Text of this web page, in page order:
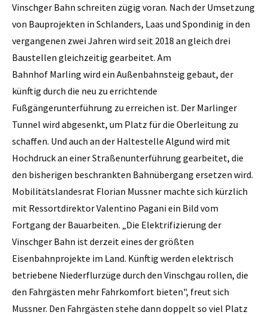
Vinschger Bahn schreiten zügig voran. Nach der Umsetzung
von Bauprojekten in Schlanders, Laas und Spondinig in den
vergangenen zwei Jahren wird seit 2018 an gleich drei
Baustellen gleichzeitig gearbeitet. Am
Bahnhof Marling wird ein Außenbahnsteig gebaut, der
künftig durch die neu zu errichtende
Fußgängerunterführung zu erreichen ist. Der Marlinger
Tunnel wird abgesenkt, um Platz für die Oberleitung zu
schaffen. Und auch an der Haltestelle Algund wird mit
Hochdruck an einer Straßenunterführung gearbeitet, die
den bisherigen beschrankten Bahnübergang ersetzen wird.
Mobilitätslandesrat Florian Mussner machte sich kürzlich
mit Ressortdirektor Valentino Pagani ein Bild vom
Fortgang der Bauarbeiten. „Die Elektrifizierung der
Vinschger Bahn ist derzeit eines der größten
Eisenbahnprojekte im Land. Künftig werden elektrisch
betriebene Niederflurzüge durch den Vinschgau rollen, die
den Fahrgästen mehr Fahrkomfort bieten", freut sich
Mussner. Den Fahrgästen stehe dann doppelt so viel Platz